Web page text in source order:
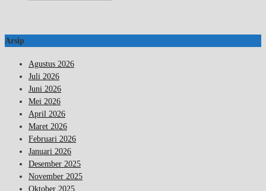
Arsip
Agustus 2026
Juli 2026
Juni 2026
Mei 2026
April 2026
Maret 2026
Februari 2026
Januari 2026
Desember 2025
November 2025
Oktober 2025